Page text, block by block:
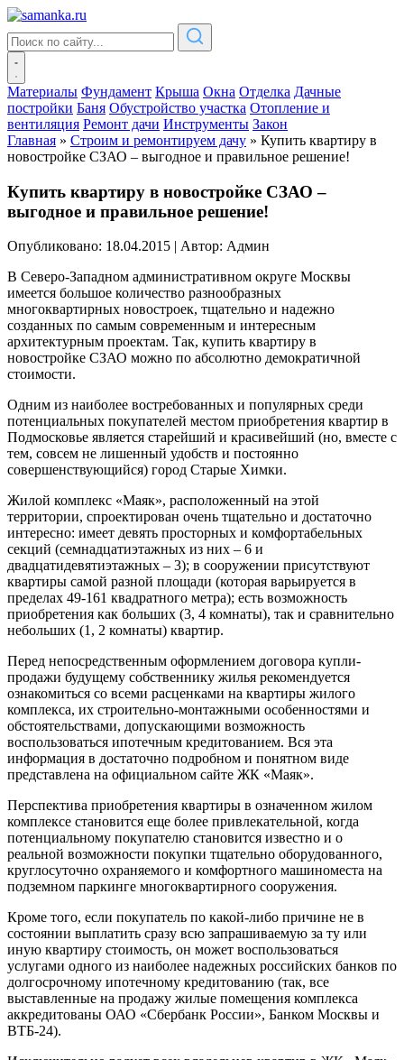
Материалы Фундамент Крыша Окна Отделка Дачные
постройки Баня Обустройство участка Отопление и
вентиляция Ремонт дачи Инструменты Закон
Главная » Строим и ремонтируем дачу » Купить квартиру в
новостройке СЗАО – выгодное и правильное решение!
Купить квартиру в новостройке СЗАО –
выгодное и правильное решение!
Опубликовано: 18.04.2015 | Автор: Админ
В Северо-Западном административном округе Москвы
имеется большое количество разнообразных
многоквартирных новостроек, тщательно и надежно
созданных по самым современным и интересным
архитектурным проектам. Так, купить квартиру в
новостройке СЗАО можно по абсолютно демократичной
стоимости.
Одним из наиболее востребованных и популярных среди
потенциальных покупателей местом приобретения квартир в
Подмосковье является старейший и красивейший (но, вместе с
тем, совсем не лишенный удобств и постоянно
совершенствующийся) город Старые Химки.
Жилой комплекс «Маяк», расположенный на этой
территории, спроектирован очень тщательно и достаточно
интересно: имеет девять просторных и комфортабельных
секций (семнадцатиэтажных из них – 6 и
двадцатидевятиэтажных – 3); в сооружении присутствуют
квартиры самой разной площади (которая варьируется в
пределах 49-161 квадратного метра); есть возможность
приобретения как больших (3, 4 комнаты), так и сравнительно
небольших (1, 2 комнаты) квартир.
Перед непосредственным оформлением договора купли-
продажи будущему собственнику жилья рекомендуется
ознакомиться со всеми расценками на квартиры жилого
комплекса, их строительно-монтажными особенностями и
обстоятельствами, допускающими возможность
воспользоваться ипотечным кредитованием. Вся эта
информация в достаточно подробном и понятном виде
представлена на официальном сайте ЖК «Маяк».
Перспектива приобретения квартиры в означенном жилом
комплексе становится еще более привлекательной, когда
потенциальному покупателю становится известно и о
реальной возможности покупки тщательно оборудованного,
круглосуточно охраняемого и комфортного машиноместа на
подземном паркинге многоквартирного сооружения.
Кроме того, если покупатель по какой-либо причине не в
состоянии выплатить сразу всю запрашиваемую за ту или
иную квартиру стоимость, он может воспользоваться
услугами одного из наиболее надежных российских банков по
долгосрочному ипотечному кредитованию (так, все
выставленные на продажу жилые помещения комплекса
аккредитованы ОАО «Сбербанк России», Банком Москвы и
ВТБ-24).